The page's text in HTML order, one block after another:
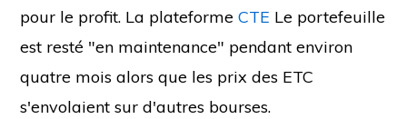
pour le profit. La plateformeCTE Le portefeuille
est resté "en maintenance" pendant environ
quatre mois alors que les prix des ETC
s'envolaient sur d'autres bourses.